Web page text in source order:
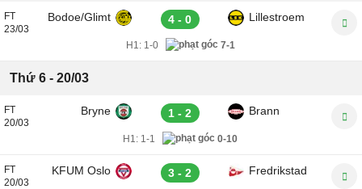
FT
23/03
Bodoe/Glimt 4 - 0 Lillestroem
H1:1-0 7-1
Thứ 6 - 20/03
FT
20/03
Bryne 1 - 2 Brann
H1: 1-1 0-10
FT
20/03
KFUM Oslo 3 - 2 Fredrikstad